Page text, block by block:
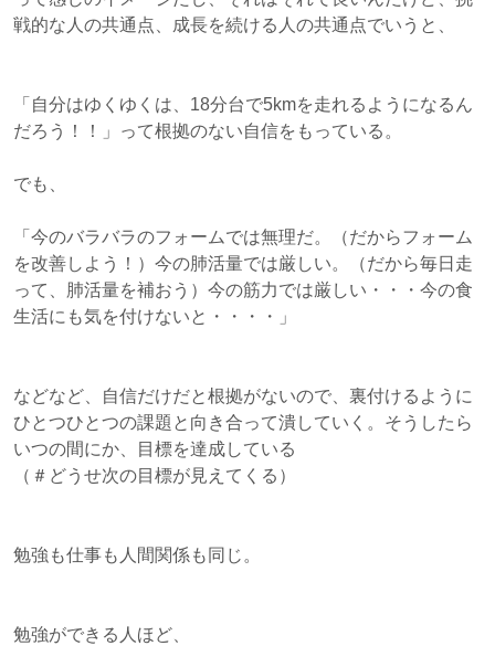
戦的な人の共通点、成長を続ける人の共通点でいうと、
「自分はゆくゆくは、18分台で5kmを走れるようになるん
だろう！！」って根拠のない自信をもっている。
でも、
「今のバラバラのフォームでは無理だ。（だからフォーム
を改善しよう！）今の肺活量では厳しい。（だから毎日走
って、肺活量を補おう）今の筋力では厳しい・・・今の食
生活にも気を付けないと・・・・」
などなど、自信だけだと根拠がないので、裏付けるように
ひとつひとつの課題と向き合って潰していく。そうしたら
いつの間にか、目標を達成している
（＃どうせ次の目標が見えてくる）
勉強も仕事も人間関係も同じ。
勉強ができる人ほど、